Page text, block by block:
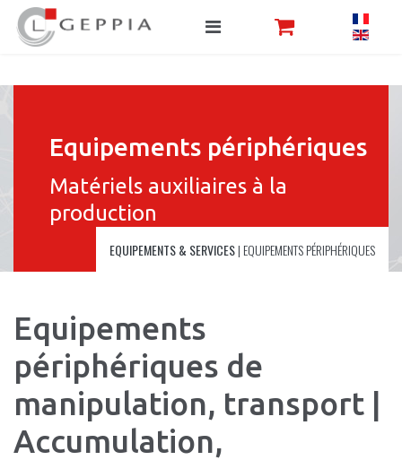
Equipements périphériques
Matériels auxiliaires à la
production
EQUIPEMENTS & SERVICES| EQUIPEMENTS PÉRIPHÉRIQUES
Equipements
périphériques de
manipulation, transport |
Accumulation,